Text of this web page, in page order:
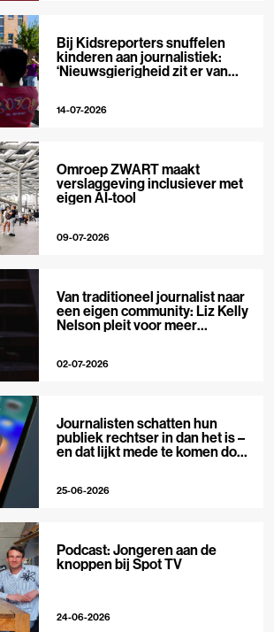
Bij Kidsreporters snuffelen
kinderen aan journalistiek:
‘Nieuwsgierigheid zit er van
14-07-2026
Omroep ZWART maakt
verslaggeving inclusiever met
eigen AI-tool
09-07-2026
Van traditioneel journalist naar
een eigen community: Liz Kelly
Nelson pleit voor meer
02-07-2026
Journalisten schatten hun
publiek rechtser in dan het is –
en dat lijkt mede te komen door
25-06-2026
Podcast: Jongeren aan de
knoppen bij Spot TV
24-06-2026